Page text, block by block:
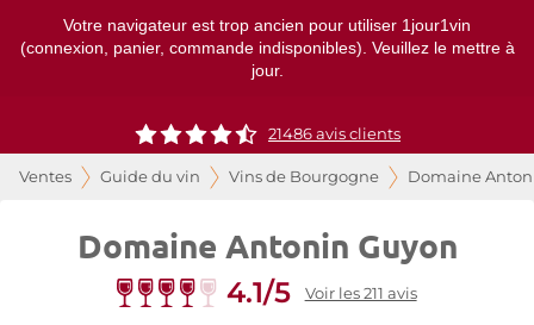
Votre navigateur est trop ancien pour utiliser 1jour1vin
(connexion, panier, commande indisponibles). Veuillez le mettre à
jour.
21486 avis clients
Ventes Guide du vin Vins de Bourgogne Domaine
Domaine Antonin Guyon
4.1/5 Voir les 211 avis